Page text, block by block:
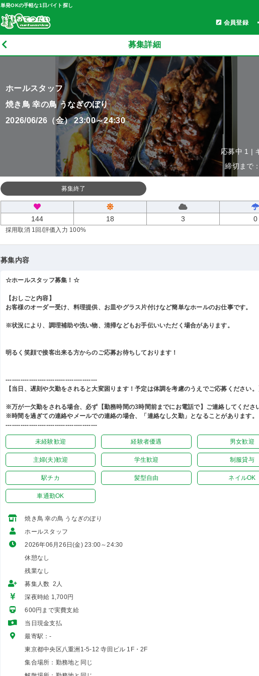
単発OKの手軽な1日バイト探し
会員登録
募集詳細
ホールスタッフ
焼き鳥 幸の鳥 うなぎのぼり
2026/06/26（金） 23:00～24:30
応募中 1 |
締切まで
募集終了
144 18 3 0
採用取消 1回 /評価入力 100%
募集内容
☆ホールスタッフ募集！☆
【おしごと内容】
お客様のオーダー受け、料理提供、お皿やグラス片付けなど簡単なホールのお仕事です。
※状況により、調理補助や洗い物、清掃などもお手伝いいただく場合があります。
明るく笑顔で接客出来る方からのご応募お待ちしております！
-------------------------------------------
【当日、遅刻や欠勤をされると大変困ります！予定は体調を考慮のうえでご応募ください
※万が一欠勤をされる場合、必ず【勤務時間の3時間前までにお電話で】ご連絡してくださ
※時間を過ぎての連絡やメールでの連絡の場合、「連絡なし欠勤」となることがあります。
-------------------------------------------
未経験歓迎 経験者優遇 男女歓迎
主婦(夫)歓迎 学生歓迎 制服貸与
駅チカ 髪型自由 ネイルOK
車通勤OK
焼き鳥 幸の鳥 うなぎのぼり
ホールスタッフ
2026年06月26日(金) 23:00～24:30
休憩なし
残業なし
募集人数 2人
深夜時給 1,700円
600円まで実費支給
当日現金支払
最寄駅：-
東京都中央区八重洲1-5-12 寺田ビル 1F・2F
集合場所：勤務地と同じ